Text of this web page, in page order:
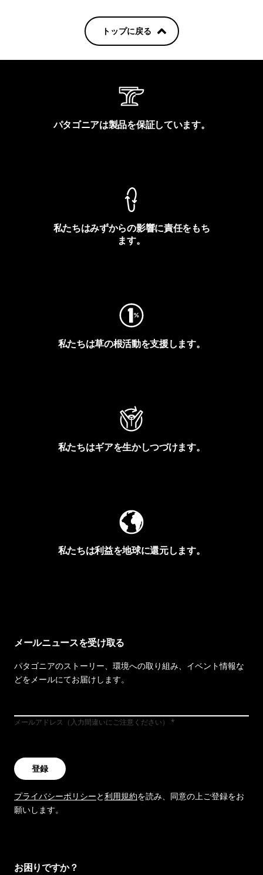
トップに戻る
パタゴニアは製品を保証しています。
私たちはみずからの影響に責任をもち
ます。
私たちは草の根活動を支援します。
私たちはギアを生かしつづけます。
私たちは利益を地球に還元します。
メールニュースを受け取る
パタゴニアのストーリー、環境への取り組み、イベント情報な
どをメールにてお届けします。
メールアドレス（入力間違いにご注意ください）
登録
プライバシーポリシーと利用規約を読み、同意の上ご登録をお
願いします。
お困りですか？